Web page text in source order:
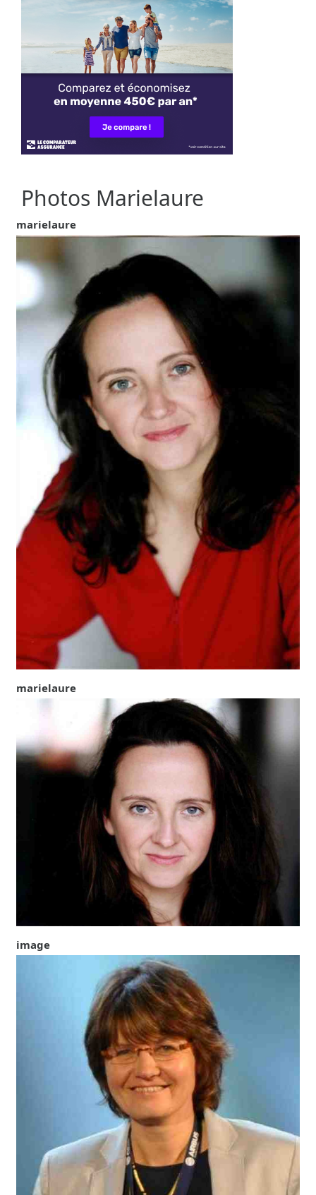
Photos Marielaure
marielaure
marielaure
image